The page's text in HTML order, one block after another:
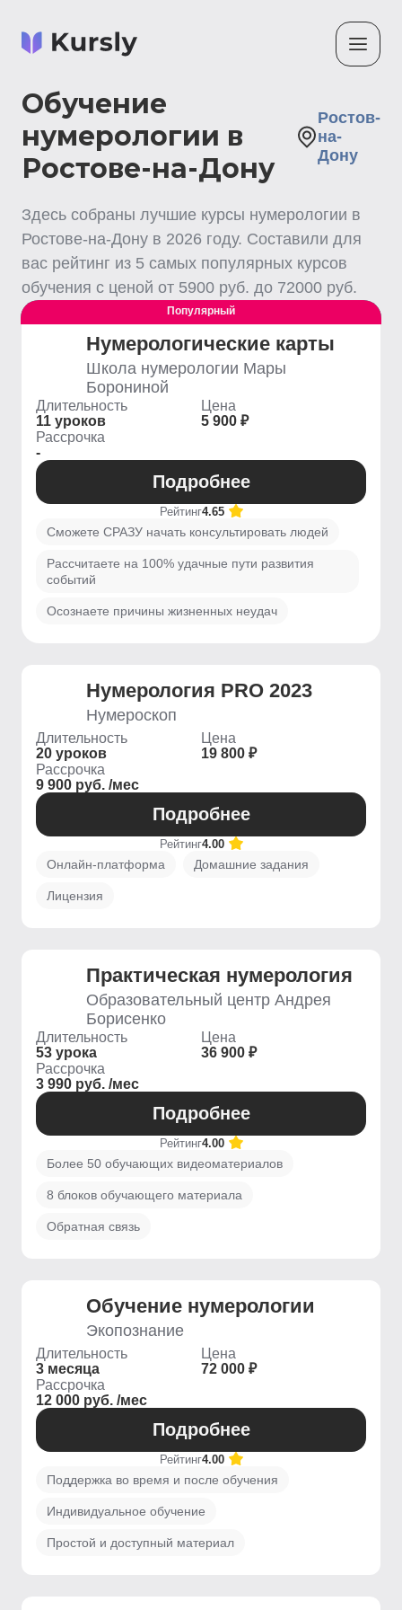
Обучение
нумерологии в
Ростове-на-Дону
Ростов-
на-
Дону
Здесь собраны лучшие курсы нумерологии в
Ростове-на-Дону в 2026 году. Составили для
вас рейтинг из 5 самых популярных курсов
обучения с ценой от 5900 руб. до 72000 руб.
Выгодный
Популярный
Нумерологические карты
Школа нумерологии Мары
Борониной
Длительность
11 уроков
Цена
5 900 ₽
Рассрочка
-
Подробнее
Рейтинг4.65
Сможете СРАЗУ начать консультировать людей
Рассчитаете на 100% удачные пути развития
событий
Осознаете причины жизненных неудач
Нумерология PRO 2023
Нумероскоп
Длительность
20 уроков
Цена
19 800 ₽
Рассрочка
9 900 руб. /мес
Подробнее
Рейтинг4.00
Онлайн-платформа Домашние задания
Лицензия
Практическая нумерология
Образовательный центр Андрея
Борисенко
Длительность
53 урока
Цена
36 900 ₽
Рассрочка
3 990 руб. /мес
Подробнее
Рейтинг4.00
Более 50 обучающих видеоматериалов
8 блоков обучающего материала
Обратная связь
Обучение нумерологии
Экопознание
Длительность
3 месяца
Цена
72 000 ₽
Рассрочка
12 000 руб. /мес
Подробнее
Рейтинг4.00
Поддержка во время и после обучения
Индивидуальное обучение
Простой и доступный материал